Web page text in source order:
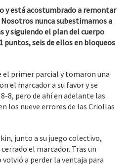
y está acostumbrado a remontar
nunca subestimamos a
y siguiendo el plan del cuerpo
puntos, seis de ellos en bloqueos
el primer parcial y tomaron una
el marcador a su favor y se
8, pero de ahí en adelante las
los nueve errores de las Criollas
junto a su juego colectivo,
el marcador. Tras un
a perder la ventaja para